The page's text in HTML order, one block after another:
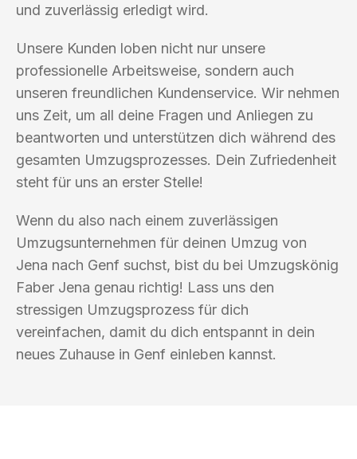
und zuverlässig erledigt wird.
Unsere Kunden loben nicht nur unsere
professionelle Arbeitsweise, sondern auch
unseren freundlichen Kundenservice. Wir nehmen
uns Zeit, um all deine Fragen und Anliegen zu
beantworten und unterstützen dich während des
gesamten Umzugsprozesses. Dein Zufriedenheit
steht für uns an erster Stelle!
Wenn du also nach einem zuverlässigen
Umzugsunternehmen für deinen Umzug von
Jena nach Genf suchst, bist du bei Umzugskönig
Faber Jena genau richtig! Lass uns den
stressigen Umzugsprozess für dich
vereinfachen, damit du dich entspannt in dein
neues Zuhause in Genf einleben kannst.